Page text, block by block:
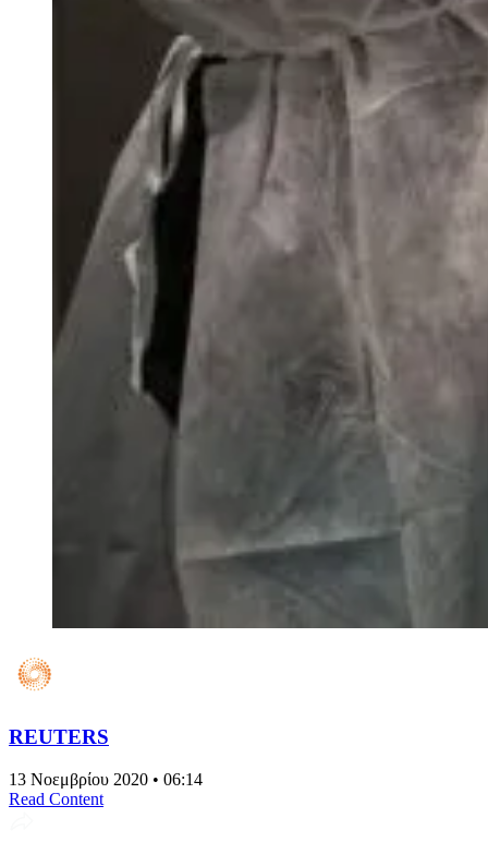
REUTERS
13 Νοεμβρίου 2020 • 06:14
Read Content